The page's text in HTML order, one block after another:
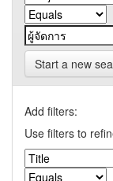
Start a new
Add filters:
Use filters to